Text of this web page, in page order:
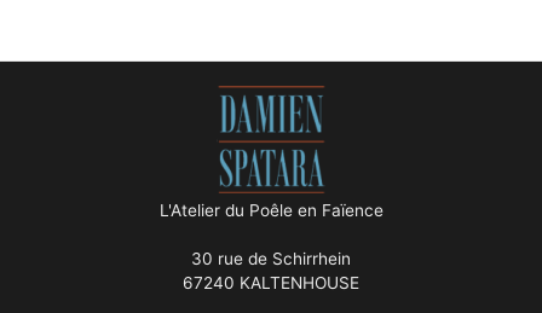
L'Atelier du Poêle en Faïence
30 rue de Schirrhein
67240 KALTENHOUSE